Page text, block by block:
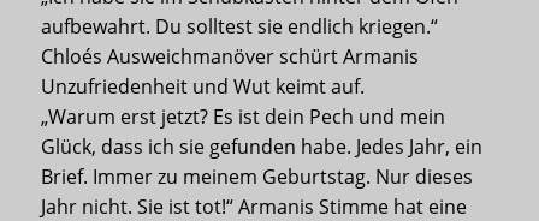
aufbewahrt. Du solltest sie endlich kriegen.“
Chloés Ausweichmanöver schürt Armanis
Unzufriedenheit und Wut keimt auf.
„Warum erst jetzt? Es ist dein Pech und mein
Glück, dass ich sie gefunden habe. Jedes Jahr, ein
Brief. Immer zu meinem Geburtstag. Nur dieses
Jahr nicht. Sie ist tot!“ Armanis Stimme hat eine